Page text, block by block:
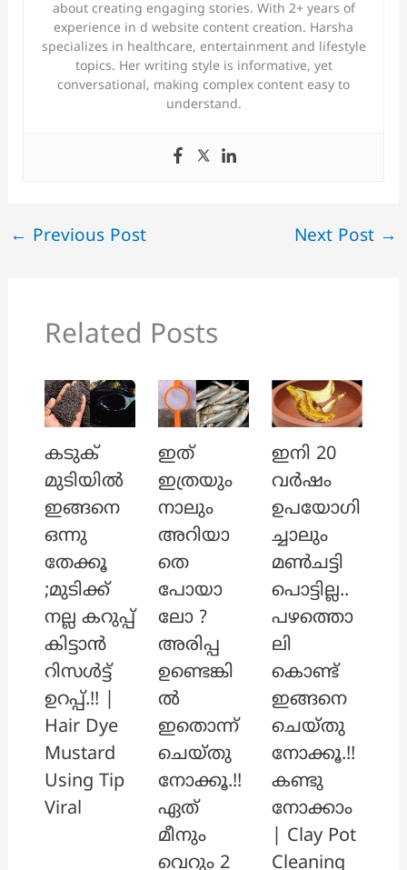
about creating engaging stories. With 2+ years of
experience in d website content creation. Harsha
specializes in healthcare, entertainment and lifestyle
topics. Her writing style is informative, yet
conversational, making complex content easy to
understand.
← Previous Post Next Post →
Related Posts
കടുക്
മുടിയിൽ
ഇങ്ങനെ
ഒന്നു
തേക്കൂ
;മുടിക്ക്
നല്ല കറുപ്പ്
കിട്ടാൻ
റിസൾട്ട്
ഉറപ്പ്.!! |
Hair Dye
Mustard
Using Tip
Viral
ഇത്
ഇത്രയും
നാലും
അറിയാ
തെ
പോയാ
ലോ ?
അരിപ്പ
ഉണ്ടെങ്കി
ൽ
ഇതൊന്ന്
ചെയ്തു
നോക്കൂ.!!
ഏത്
മീനും
വെറും 2
ഇനി 20
വർഷം
ഉപയോഗി
ച്ചാലും
മൺചട്ടി
പൊട്ടില്ല..
പഴത്തൊ
ലി
കൊണ്ട്
ഇങ്ങനെ
ചെയ്തു
നോക്കൂ.!!
കണ്ടു
നോക്കാം
| Clay Pot
Cleaning